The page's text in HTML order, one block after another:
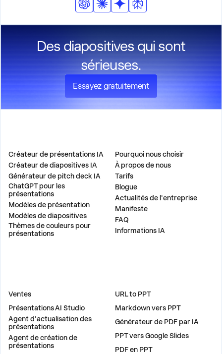
automatiquement ces éléments dans toute la
présentation tout en respectant des normes de
Des diapositives qui sont
sérieuses.
Essayez gratuitement
Créateur de présentations IA
Créateur de diapositives IA
Générateur de pitch deck IA
ChatGPT pour les
présentations
Modèles de présentation
Modèles de diapositives
Thèmes de couleurs pour
présentations
Pourquoi nous choisir
À propos de nous
Tarifs
Blogue
Actualités de l'entreprise
Manifeste
FAQ
Informations IA
Ventes
Présentations AI Studio
Agent d'actualisation des
présentations
Agent de création de
présentations
URL to PPT
Markdown vers PPT
Générateur de PDF par IA
PPT vers Google Slides
PDF en PPT